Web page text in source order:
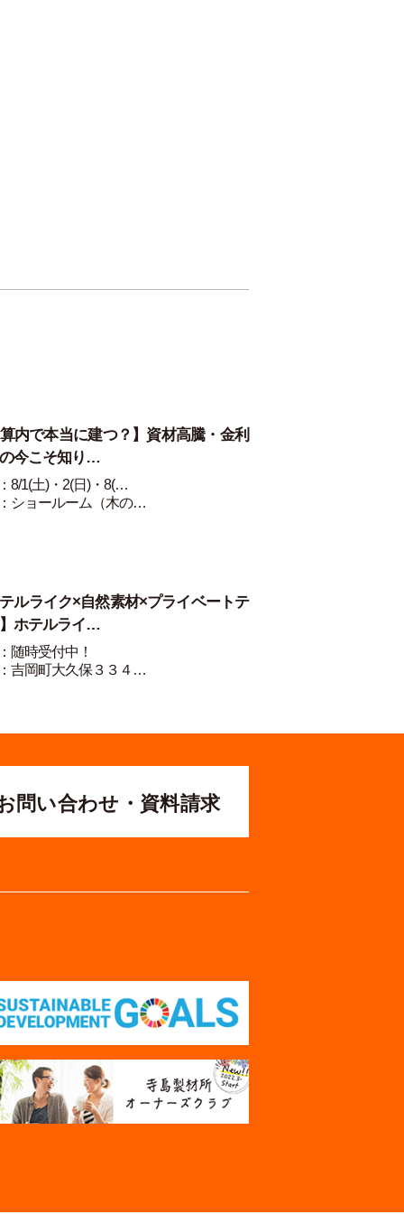
内で本当に建つ？】資材高騰・金利
今こそ知り…
8/1(土)・2(日)・8(…
ショールーム（木の…
ルライク×自然素材×プライベートテ
ホテルライ…
随時受付中！
吉岡町大久保３３４…
問い合わせ・資料請求